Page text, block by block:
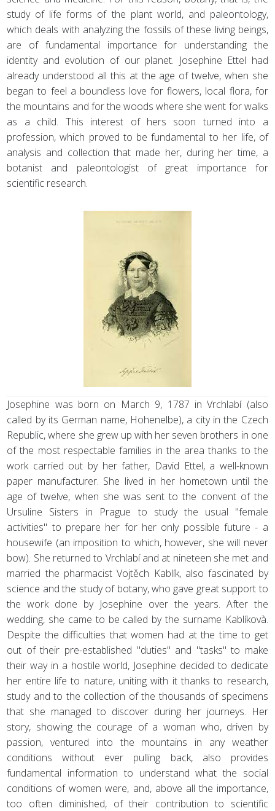
study of life forms of the plant world, and paleontology,
which deals with analyzing the fossils of these living beings,
are of fundamental importance for understanding the
identity and evolution of our planet. Josephine Ettel had
already understood all this at the age of twelve, when she
began to feel a boundless love for flowers, local flora, for
the mountains and for the woods where she went for walks
as a child. This interest of hers soon turned into a
profession, which proved to be fundamental to her life, of
analysis and collection that made her, during her time, a
botanist and paleontologist of great importance for
scientific research.
Josephine was born on March 9, 1787 in Vrchlabí (also
called by its German name, Hohenelbe), a city in the Czech
Republic, where she grew up with her seven brothers in one
of the most respectable families in the area thanks to the
work carried out by her father, David Ettel, a well-known
paper manufacturer. She lived in her hometown until the
age of twelve, when she was sent to the convent of the
Ursuline Sisters in Prague to study the usual "female
activities" to prepare her for her only possible future - a
housewife (an imposition to which, however, she will never
bow). She returned to Vrchlabí and at nineteen she met and
married the pharmacist Vojtěch Kablík, also fascinated by
science and the study of botany, who gave great support to
the work done by Josephine over the years. After the
wedding, she came to be called by the surname Kablíkovà.
Despite the difficulties that women had at the time to get
out of their pre-established "duties" and "tasks" to make
their way in a hostile world, Josephine decided to dedicate
her entire life to nature, uniting with it thanks to research,
study and to the collection of the thousands of specimens
that she managed to discover during her journeys. Her
story, showing the courage of a woman who, driven by
passion, ventured into the mountains in any weather
conditions without ever pulling back, also provides
fundamental information to understand what the social
conditions of women were, and, above all the importance,
too often diminished, of their contribution to scientific